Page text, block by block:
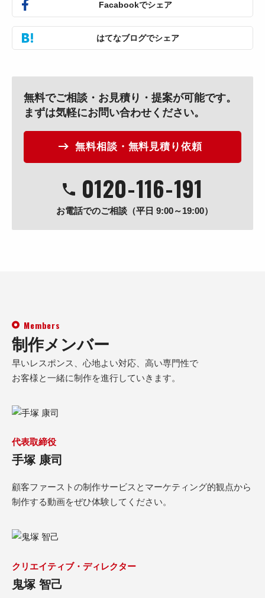
Facabookでシェア
はてなブログでシェア
無料でご相談・お見積り・提案が可能です。
まずは気軽にお問い合わせください。
無料相談・無料見積り依頼
0120-116-191
お電話でのご相談（平日 9:00～19:00）
Members
制作メンバー
早いレスポンス、心地よい対応、高い専門性で
お客様と一緒に制作を進行していきます。
代表取締役
手塚 康司
顧客ファーストの制作サービスとマーケティング的観点から
制作する動画をぜひ体験してください。
クリエイティブ・ディレクター
鬼塚 智己